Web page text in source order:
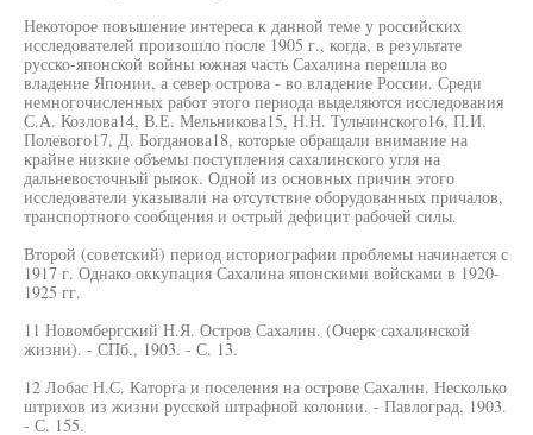
Некоторое повышение интереса к данной теме у российских
исследователей произошло после 1905 г., когда, в результате
русско-японской войны южная часть Сахалина перешла во
владение Японии, а север острова - во владение России. Среди
немногочисленных работ этого периода выделяются исследования
С.А. Козлова14, В.Е. Мельникова15, Н.Н. Тульчинского16, П.И.
Полевого17, Д. Богданова18, которые обращали внимание на
крайне низкие объемы поступления сахалинского угля на
дальневосточный рынок. Одной из основных причин этого
исследователи указывали на отсутствие оборудованных причалов,
транспортного сообщения и острый дефицит рабочей силы.
Второй (советский) период историографии проблемы начинается с
1917 г. Однако оккупация Сахалина японскими войсками в 1920-
1925 гг.
11 Новомбергский Н.Я. Остров Сахалин. (Очерк сахалинской
жизни). - СПб., 1903. - С. 13.
12 Лобас Н.С. Каторга и поселения на острове Сахалин. Несколько
штрихов из жизни русской штрафной колонии. - Павлоград, 1903.
- С. 155.